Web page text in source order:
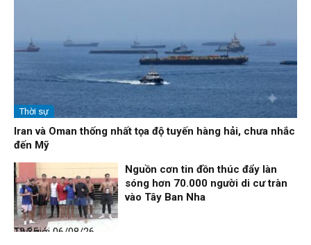
Thời sự
Iran và Oman thống nhất tọa độ tuyến hàng hải, chưa nhắc
đến Mỹ
Thế giới
06/08/26, 12:35
Nguồn cơn tin đồn thúc đẩy làn
sóng hơn 70.000 người di cư tràn
vào Tây Ban Nha